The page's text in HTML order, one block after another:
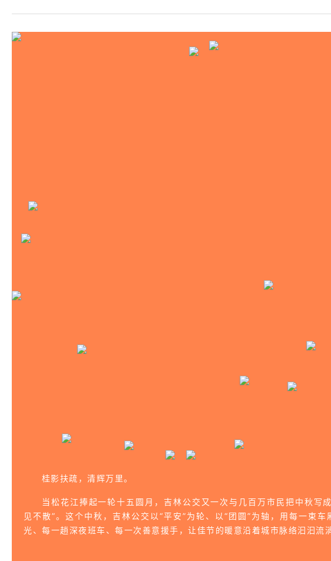
桂影扶疏，清辉万里。
当松花江捧起一轮十五圆月，吉林公交又一次与几百万市民把中秋写
见不散”。这个中秋，吉林公交以“平安”为轮、以“团圆”为轴，用每一束车
光、每一趟深夜班车、每一次善意援手，让佳节的暖意沿着城市脉络汩汩流